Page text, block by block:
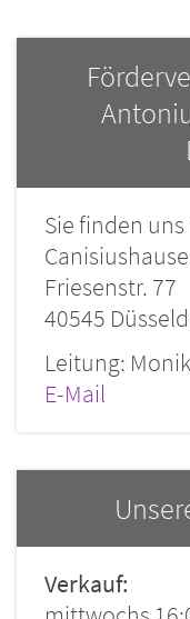
Sie finden
Friesenstr. 77
40545
Leitung:
E-Mail
Verkauf: